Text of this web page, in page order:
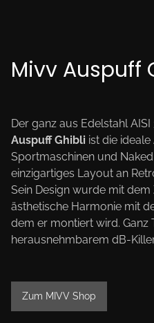
Mivv Auspuff
Der ganz aus Edelstahl
Auspuff Ghibli ist die
Sportmaschinen und
einzigartiges Layout an
Sein Design wurde mit
ästhetische Harmonie mit
dem er montiert wird. Ganz
herausnehmbarem dB-
Zum MIVV Shop